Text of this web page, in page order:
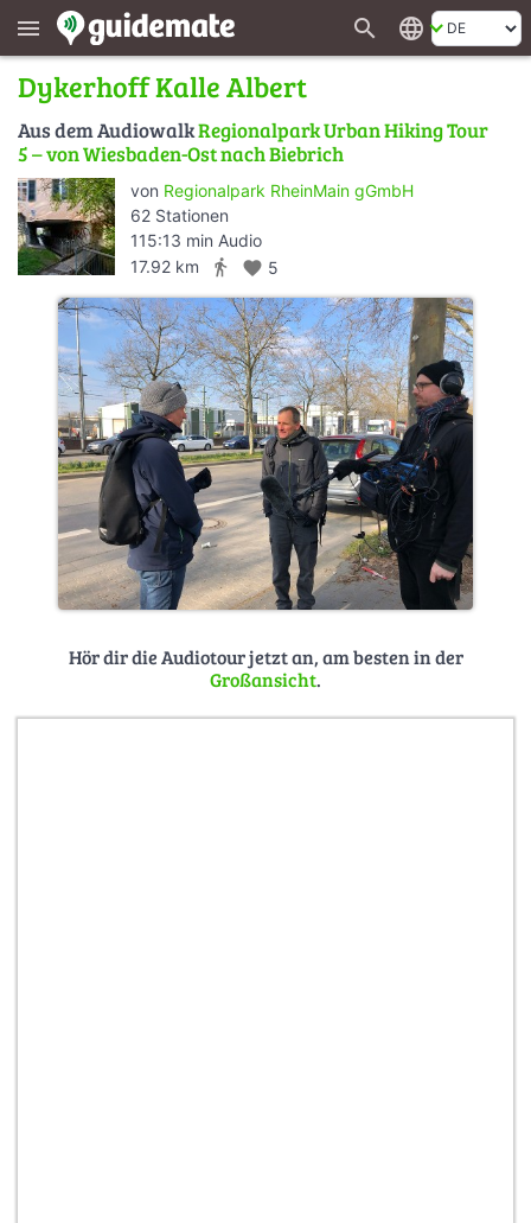
menu search language
Dykerhoff Kalle Albert
Aus dem AudiowalkRegionalpark Urban Hiking Tour
5 – von Wiesbaden-Ost nach Biebrich
von Regionalpark RheinMain gGmbH
62 Stationen
115:13 min Audio
17.92 km
directions_walk favorite 5
Hör dir die Audiotour jetzt an, am besten in der
Großansicht.